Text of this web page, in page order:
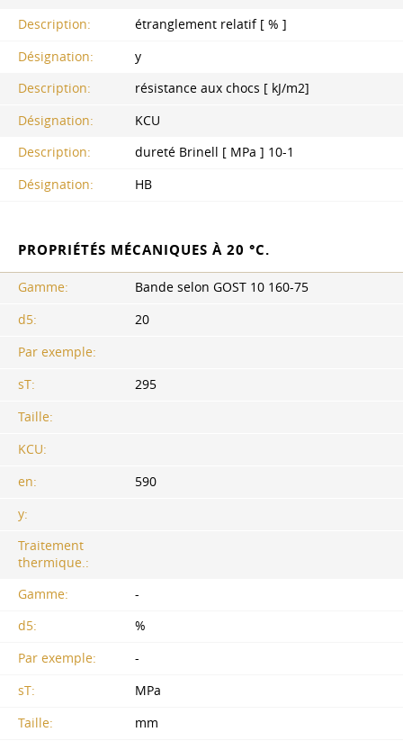
Description:
étranglement relatif [ % ]
Désignation:
y
Description:
résistance aux chocs [ kJ/m2]
Désignation:
KCU
Description:
dureté Brinell [ MPa ] 10-1
Désignation:
HB
PROPRIÉTÉS MÉCANIQUES À 20 °C.
Gamme: Bande selon GOST 10 160-75
d5:
20
Par exemple:
sT:
295
Taille:
KCU:
en:
590
y:
Traitement
thermique.:
Gamme:
-
d5:
%
Par exemple:
-
sT:
MPa
Taille:
mm